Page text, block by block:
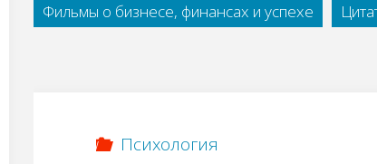
Фильмы о бизнесе, финансах и успехе
Психология